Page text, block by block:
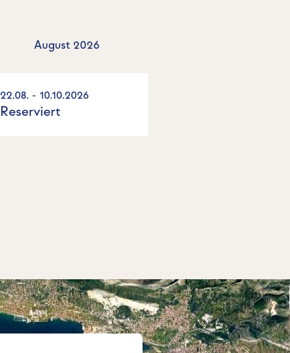
August 2026
22.08. - 10.10.2026
Reserviert